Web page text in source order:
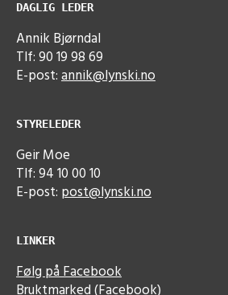
DAGLIG LEDER
Annik Bjørndal
Tlf: 90 19 98 69
E-post:annik@lynski.no
STYRELEDER
Geir Moe
Tlf: 94 10 00 10
E-post: post@lynski.no
LINKER
Følg på Facebook